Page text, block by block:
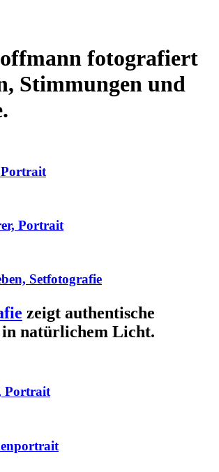
fotografiert
Stimmungen und
Portrait
Setfotografie
zeigt authentische
in natürlichem Licht.
Portrait